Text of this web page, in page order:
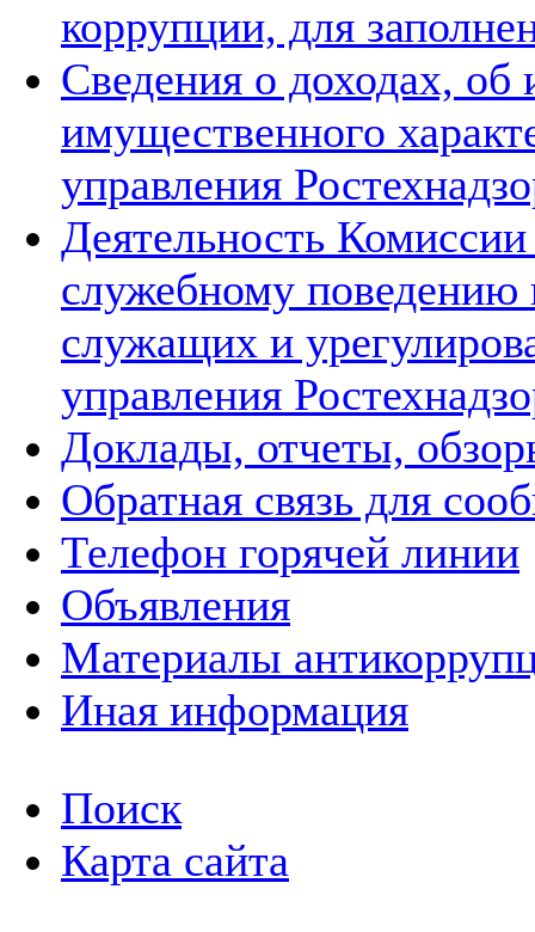
коррупции, для
Сведения о доходах, об
имущественного
управления
Деятельность
служебному поведению
служащих и
управления
Доклады, отчеты,
Обратная связь для
Телефон горячей линии
Объявления
Материалы
Иная информация
Поиск
Карта сайта